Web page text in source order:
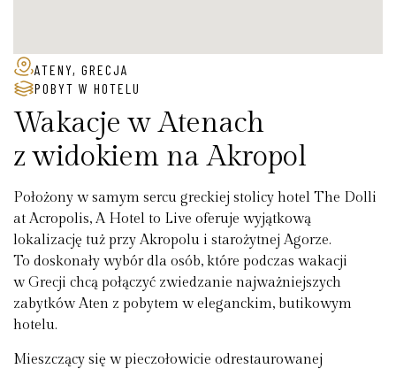
ATENY, GRECJA
POBYT W HOTELU
Wakacje w Atenach
z widokiem na Akropol
Położony w samym sercu greckiej stolicy hotel The Dolli
at Acropolis, A Hotel to Live oferuje wyjątkową
lokalizację tuż przy Akropolu i starożytnej Agorze.
To doskonały wybór dla osób, które podczas wakacji
w Grecji chcą połączyć zwiedzanie najważniejszych
zabytków Aten z pobytem w eleganckim, butikowym
hotelu.
Mieszczący się w pieczołowicie odrestaurowanej